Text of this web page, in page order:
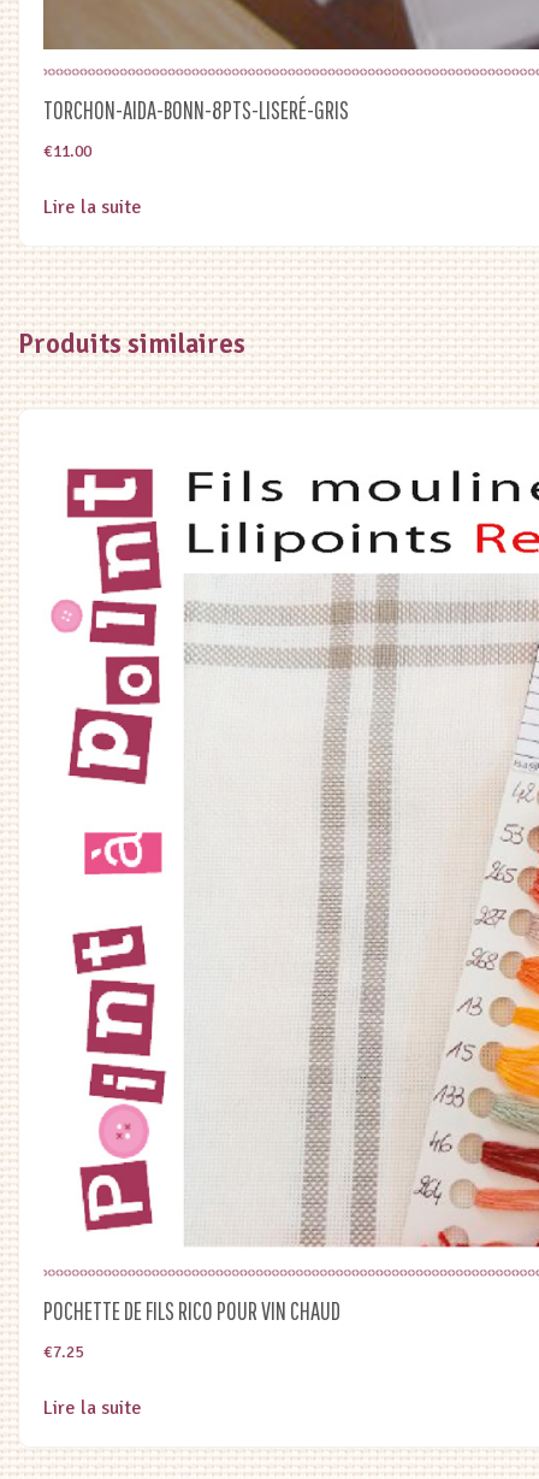
TORCHON-AIDA-BONN-8PTS-LISERÉ-GRIS
€11.00
Lire la suite
Produits similaires
POCHETTE DE FILS RICO POUR VIN CHAUD
€7.25
Lire la suite